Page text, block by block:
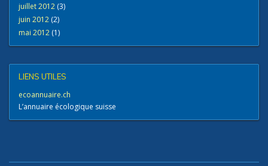
juillet 2012 (3)
juin 2012 (2)
mai 2012 (1)
LIENS UTILES
ecoannuaire.ch
L’annuaire écologique suisse